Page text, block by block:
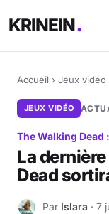
KRINEIN
Accueil › Jeux vidéo
JEUX VIDÉO
The Walking Dead
La
Dead
I Par Islara · 7